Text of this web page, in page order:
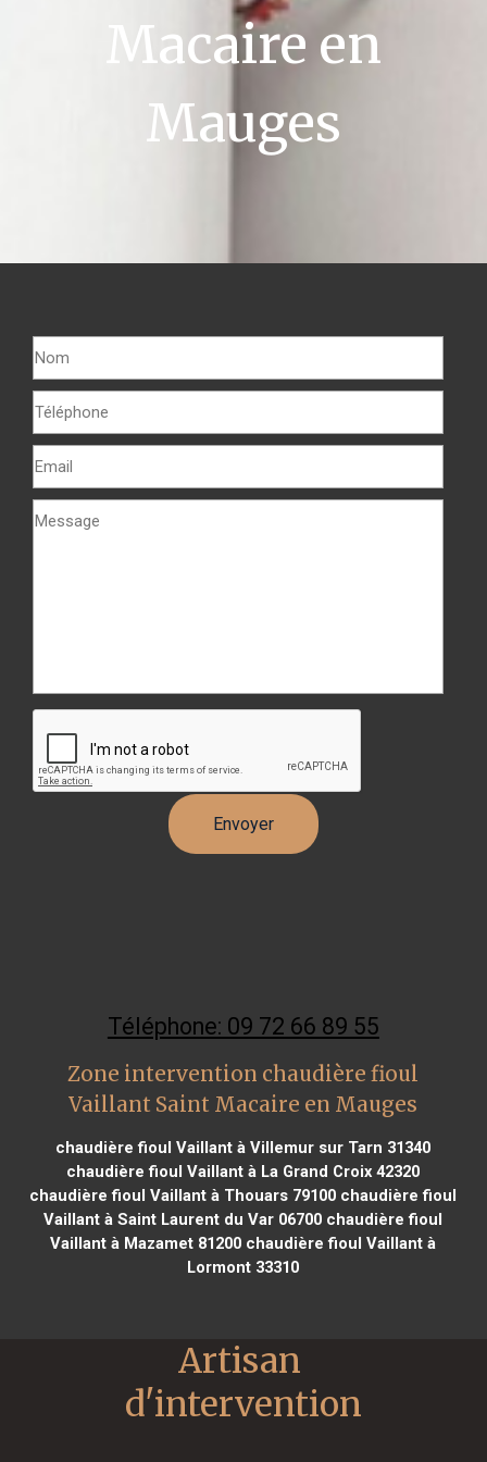
Macaire en
Mauges
Téléphone: 09 72 66 89 55
Zone intervention chaudière fioul
Vaillant Saint Macaire en Mauges
chaudière fioul Vaillant à Villemur sur Tarn 31340
chaudière fioul Vaillant à La Grand Croix 42320
chaudière fioul Vaillant à Thouars 79100 chaudière fioul
Vaillant à Saint Laurent du Var 06700 chaudière fioul
Vaillant à Mazamet 81200 chaudière fioul Vaillant à
Lormont 33310
Artisan
d'intervention